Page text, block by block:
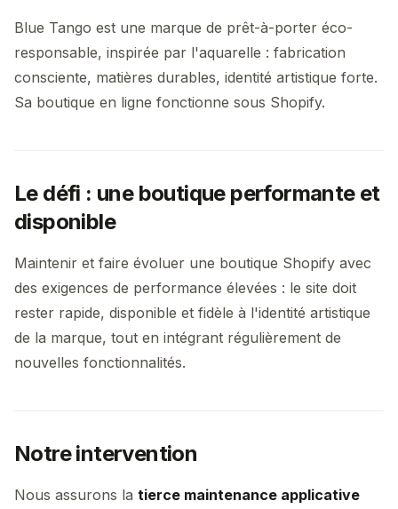
Blue Tango est une marque de prêt-à-porter éco-
responsable, inspirée par l'aquarelle : fabrication
consciente, matières durables, identité artistique forte.
Sa boutique en ligne fonctionne sous Shopify.
Le défi : une boutique performante et
disponible
Maintenir et faire évoluer une boutique Shopify avec
des exigences de performance élevées : le site doit
rester rapide, disponible et fidèle à l'identité artistique
de la marque, tout en intégrant régulièrement de
nouvelles fonctionnalités.
Notre intervention
Nous assurons la tierce maintenance applicative